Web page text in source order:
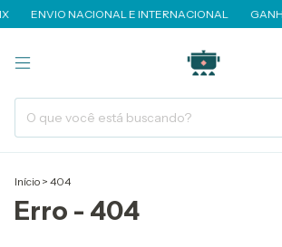
ENVIO NACIONAL E INTERNACIONAL
Início > 404
Erro - 404